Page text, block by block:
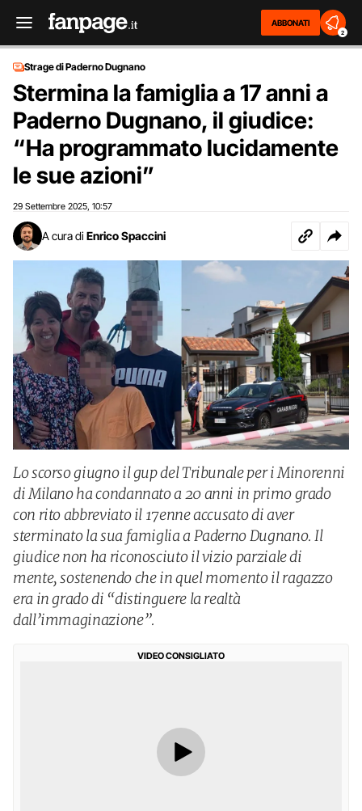
ABBONATI
2
Strage di Paderno Dugnano
Stermina la famiglia a 17 anni a
Paderno Dugnano, il giudice:
“Ha programmato lucidamente
le sue azioni”
29 Settembre 2025 10:57
A cura di Enrico Spaccini
Lo scorso giugno il gup del Tribunale per i Minorenni
di Milano ha condannato a 20 anni in primo grado
con rito abbreviato il 17enne accusato di aver
sterminato la sua famiglia a Paderno Dugnano. Il
giudice non ha riconosciuto il vizio parziale di
mente, sostenendo che in quel momento il ragazzo
era in grado di “distinguere la realtà
dall’immaginazione”.
VIDEO CONSIGLIATO